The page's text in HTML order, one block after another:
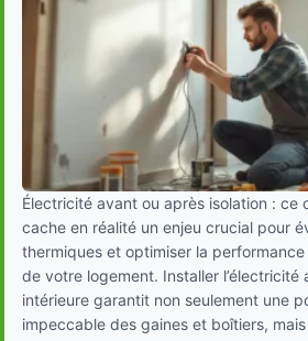
Électricité avant ou après isolation : ce
cache en réalité un enjeu crucial pour
thermiques et optimiser la
de votre logement. Installer l’électricité
intérieure garantit non seulement une
impeccable des gaines et boîtiers,